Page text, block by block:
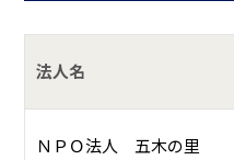
法人名
ＮＰＯ法人 五木の里